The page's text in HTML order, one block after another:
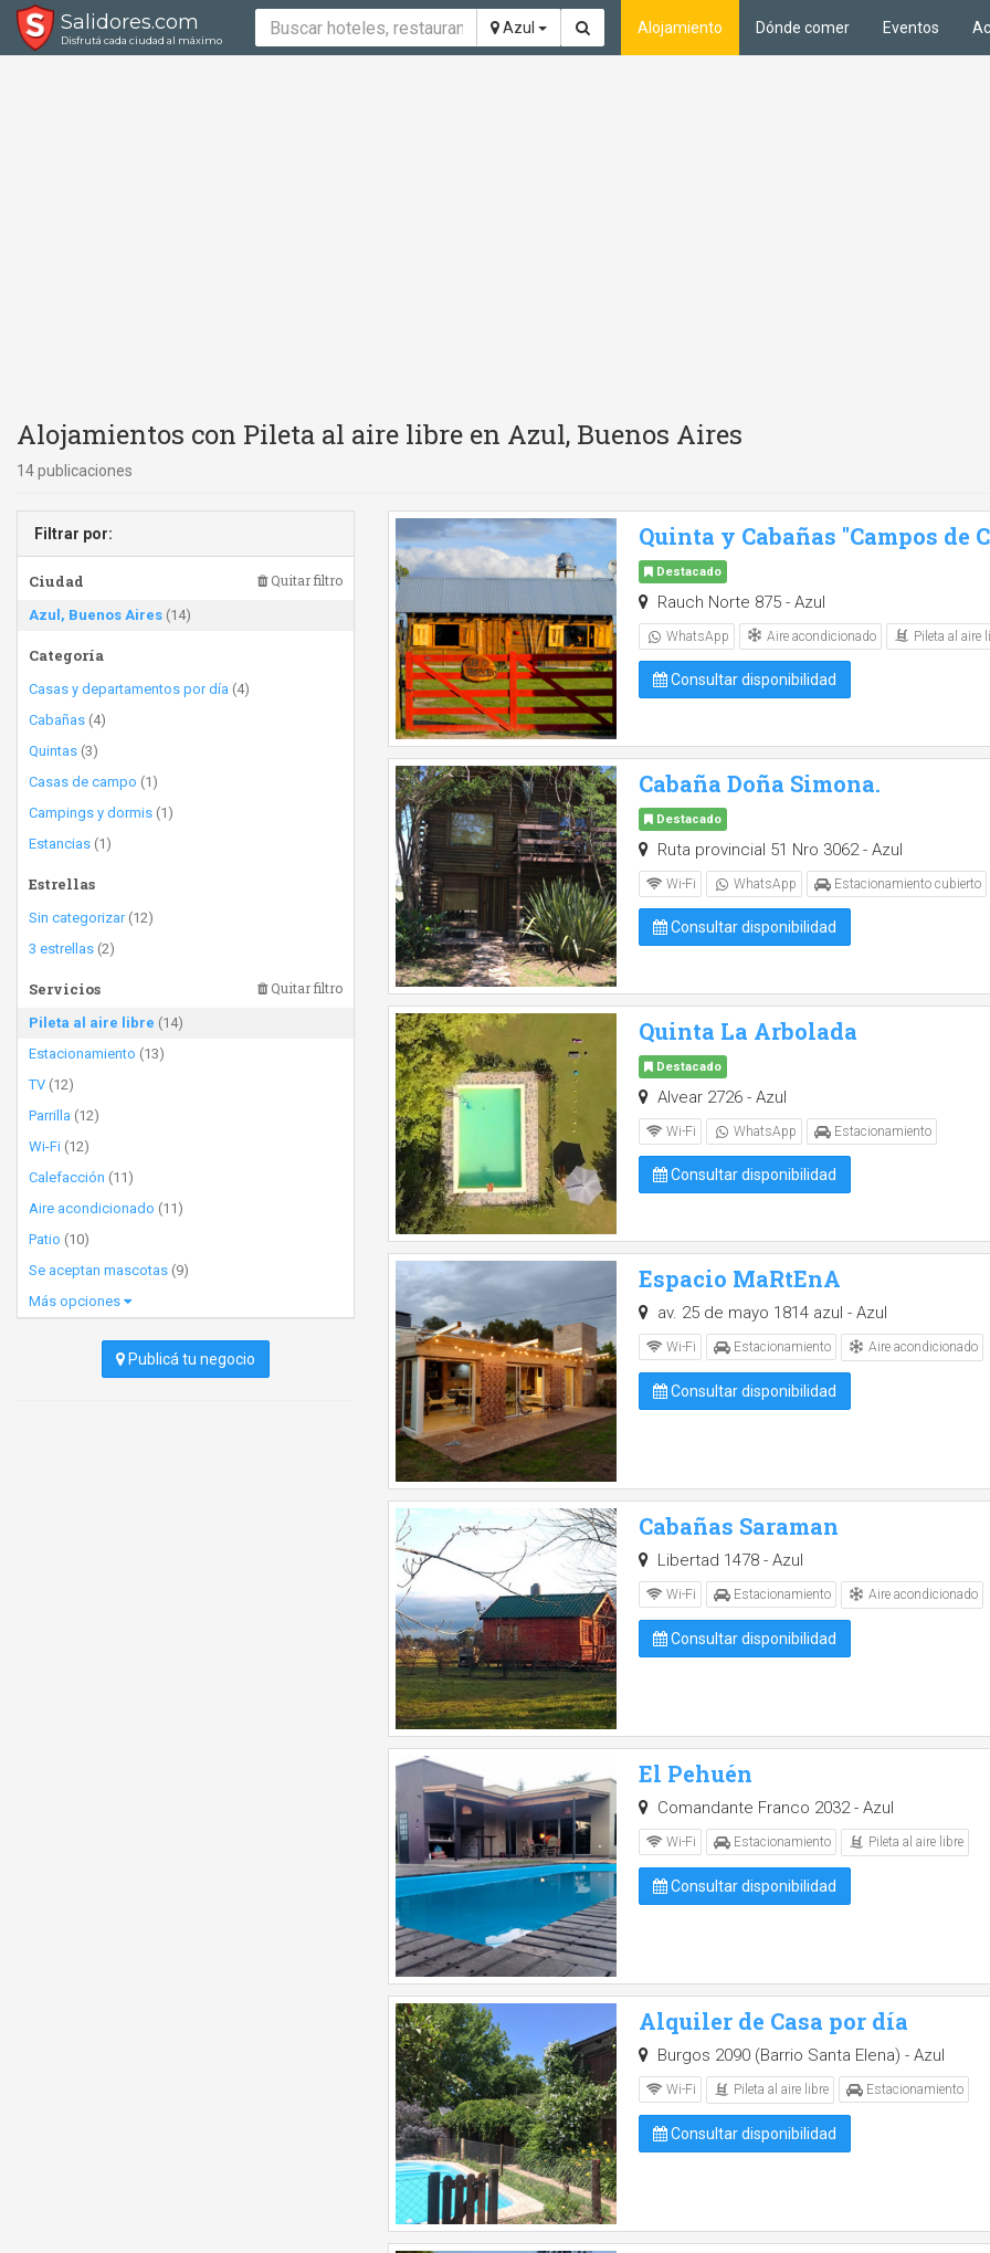
Salidores.com
Disfrutá cada ciudad al máximo
Azul Alojamiento Dónde comer Eventos
Alojamientos con Pileta al aire libre en Azul, Buenos Aires
14 publicaciones
Filtrar por:
Ciudad Quitar filtro
Azul, Buenos Aires (14)
Categoría
Casas y departamentos por día (4)
Cabañas (4)
Quintas (3)
Casas de campo (1)
Campings y dormis (1)
Estancias (1)
Estrellas
Sin categorizar(12)
3 estrellas (2)
Servicios Quitar filtro
Pileta al aire libre (14)
Estacionamiento (13)
TV (12)
Parrilla (12)
Wi-Fi (12)
Calefacción (11)
Aire acondicionado (11)
Patio (10)
Se aceptan mascotas (9)
Más opciones
Publicá tu negocio
Quinta y Cabañas "Campos de
Destacado
Rauch Norte 875 - Azul
WhatsApp Aire acondicionado Pileta al aire
Consultar disponibilidad
Cabaña Doña Simona.
Destacado
Ruta provincial 51 Nro 3062 - Azul
Wi-Fi WhatsApp Estacionamiento cubierto
Consultar disponibilidad
Quinta La Arbolada
Destacado
Alvear 2726 - Azul
Wi-Fi WhatsApp Estacionamiento
Consultar disponibilidad
Espacio MaRtEnA
av. 25 de mayo 1814 azul - Azul
Wi-Fi Estacionamiento Aire acondicionado
Consultar disponibilidad
Cabañas Saraman
Libertad 1478 - Azul
Wi-Fi Estacionamiento Aire acondicionado
Consultar disponibilidad
El Pehuén
Comandante Franco 2032 - Azul
Wi-Fi Estacionamiento Pileta al aire libre
Consultar disponibilidad
Alquiler de Casa por día
Burgos 2090 (Barrio Santa Elena) - Azul
Wi-Fi Pileta al aire libre Estacionamiento
Consultar disponibilidad